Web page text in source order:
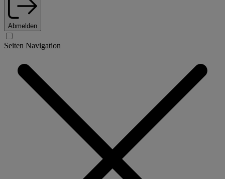
Abmelden
Seiten Navigation